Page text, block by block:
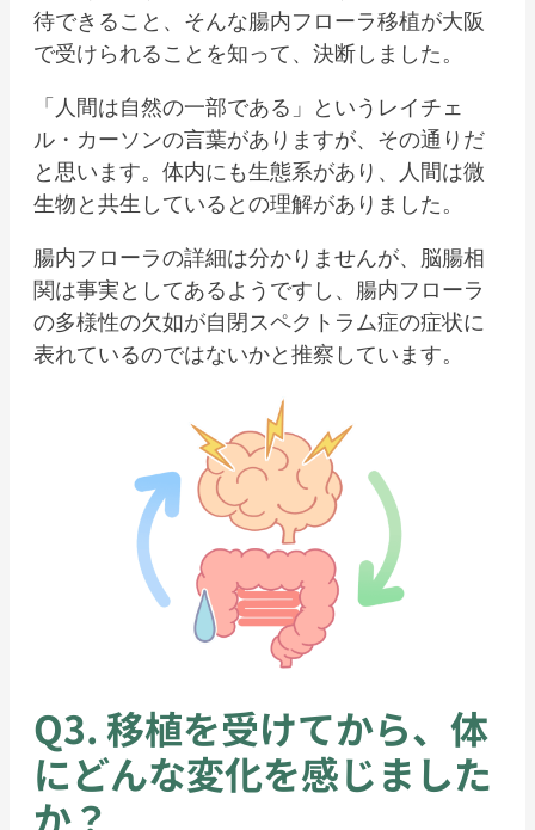
待できること、そんな腸内フローラ移植が大阪
で受けられることを知って、決断しました。
「人間は自然の一部である」というレイチェ
ル・カーソンの言葉がありますが、その通りだ
と思います。体内にも生態系があり、人間は微
生物と共生しているとの理解がありました。
腸内フローラの詳細は分かりませんが、脳腸相
関は事実としてあるようですし、腸内フローラ
の多様性の欠如が自閉スペクトラム症の症状に
表れているのではないかと推察しています。
Q3. 移植を受けてから、体
にどんな変化を感じました
か？